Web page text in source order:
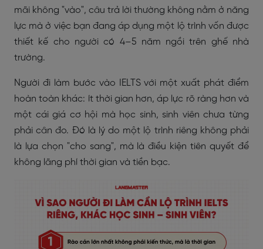
mãi không "vào", câu trả lời thường không nằm ở năng
lực mà ở việc bạn đang áp dụng một lộ trình vốn được
thiết kế cho người có 4–5 năm ngồi trên ghế nhà
trường.
Người đi làm bước vào IELTS với một xuất phát điểm
hoàn toàn khác: ít thời gian hơn, áp lực rõ ràng hơn và
một cái giá cơ hội mà học sinh, sinh viên chưa từng
phải cân đo. Đó là lý do một lộ trình riêng không phải
là lựa chọn "cho sang", mà là điều kiện tiên quyết để
không lãng phí thời gian và tiền bạc.